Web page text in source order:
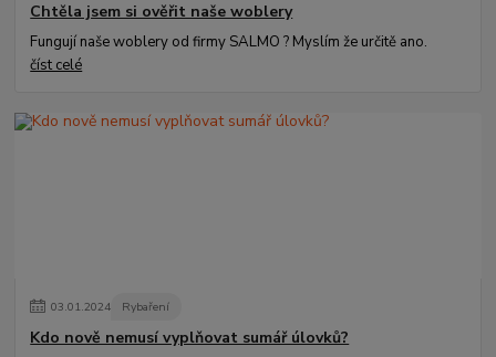
Chtěla jsem si ověřit naše woblery
Fungují naše woblery od firmy SALMO ? Myslím že určitě ano.
číst celé
03.01.2024 Rybaření
Kdo nově nemusí vyplňovat sumář úlovků?